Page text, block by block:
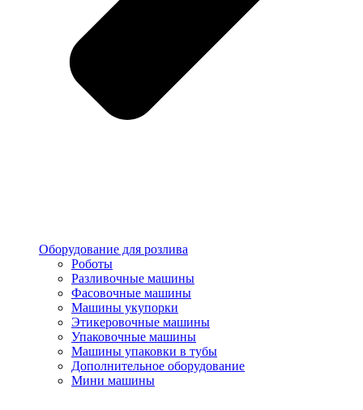
Оборудование для розлива
Роботы
Разливочные машины
Фасовочные машины
Машины укупорки
Этикеровочные машины
Упаковочные машины
Машины упаковки в тубы
Дополнительное оборудование
Мини машины